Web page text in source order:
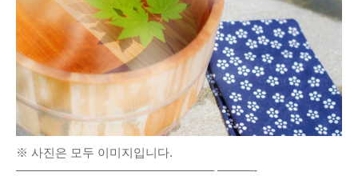
※ 사진은 모두 이미지입니다.
————————————————– ———-